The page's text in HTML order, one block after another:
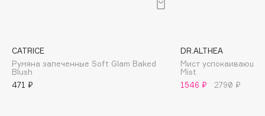
Bobbi Brown
BOOMSHOP
CATRICE
Румяна запеченные Soft Glam Baked
Blush
471 ₽
DR.ALTHEA
Мист
Mist
1546 ₽
2790 ₽